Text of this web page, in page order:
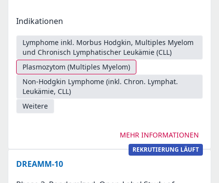
Indikationen
Lymphome inkl. Morbus Hodgkin, Multiples Myelom
und Chronisch Lymphatischer Leukämie (CLL)
Plasmozytom (Multiples Myelom)
Non-Hodgkin Lymphome (inkl. Chron. Lymphat.
Leukämie, CLL)
Weitere
MEHR INFORMATIONEN
REKRUTIERUNG LÄUFT
DREAMM-10